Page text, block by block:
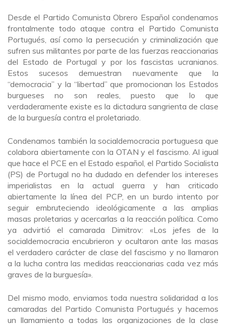
Desde el Partido Comunista Obrero Español condenamos
frontalmente todo ataque contra el Partido Comunista
Portugués, así como la persecución y criminalización que
sufren sus militantes por parte de las fuerzas reaccionarias
del Estado de Portugal y por los fascistas ucranianos.
Estos sucesos demuestran nuevamente que la
“democracia” y la “libertad” que promocionan los Estados
burgueses no son reales, puesto que lo que
verdaderamente existe es la dictadura sangrienta de clase
de la burguesía contra el proletariado.
Condenamos también la socialdemocracia portuguesa que
colabora abiertamente con la OTAN y el fascismo. Al igual
que hace el PCE en el Estado español, el Partido Socialista
(PS) de Portugal no ha dudado en defender los intereses
imperialistas en la actual guerra y han criticado
abiertamente la línea del PCP, en un burdo intento por
seguir embruteciendo ideológicamente a las amplias
masas proletarias y acercarlas a la reacción política. Como
ya advirtió el camarada Dimitrov: «Los jefes de la
socialdemocracia encubrieron y ocultaron ante las masas
el verdadero carácter de clase del fascismo y no llamaron
a la lucha contra las medidas reaccionarias cada vez más
graves de la burguesía».
Del mismo modo, enviamos toda nuestra solidaridad a los
camaradas del Partido Comunista Portugués y hacemos
un llamamiento a todas las organizaciones de la clase